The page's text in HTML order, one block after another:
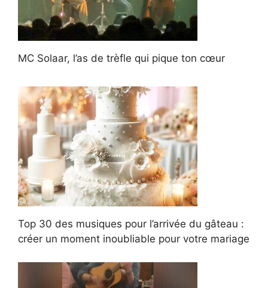
MC Solaar, l’as de trèfle qui pique ton cœur
Top 30 des musiques pour l’arrivée du gâteau :
créer un moment inoubliable pour votre mariage